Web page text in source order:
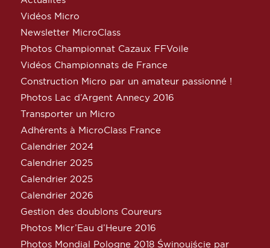
Vidéos Micro
Newsletter MicroClass
Photos Championnat Cazaux FFVoile
Vidéos Championnats de France
Construction Micro par un amateur passionné !
Photos Lac d’Argent Annecy 2016
Transporter un Micro
Adhérents à MicroClass France
Calendrier 2024
Calendrier 2025
Calendrier 2025
Calendrier 2026
Gestion des doublons Coureurs
Photos Micr’Eau d’Heure 2016
Photos Mondial Pologne 2018 Świnoujście par